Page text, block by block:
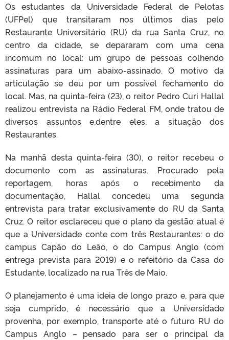
Os estudantes da Universidade Federal de Pelotas
(UFPel) que transitaram nos últimos dias pelo
Restaurante Universitário (RU) da rua Santa Cruz, no
centro da cidade, se depararam com uma cena
incomum no local: um grupo de pessoas colhendo
assinaturas para um abaixo-assinado. O motivo da
articulação se deu por um possível fechamento do
local. Mas, na quinta-feira (23), o reitor Pedro Curi Hallal
realizou entrevista na Rádio Federal FM, onde tratou de
diversos assuntos e,dentre eles, a situação dos
Restaurantes.
Na manhã desta quinta-feira (30), o reitor recebeu o
documento com as assinaturas. Procurado pela
reportagem, horas após o recebimento da
documentação, Hallal concedeu uma segunda
entrevista para tratar exclusivamente do RU da Santa
Cruz. O reitor esclareceu que o plano da gestão atual é
que a Universidade conte com três Restaurantes: o do
campus Capão do Leão, o do Campus Anglo (com
entrega prevista para 2019) e o refeitório da Casa do
Estudante, localizado na rua Três de Maio.
O planejamento é uma ideia de longo prazo e, para que
seja cumprido, é necessário que a Universidade
provenha, por exemplo, transporte até o futuro RU do
Campus Anglo – pensado para ser o principal da